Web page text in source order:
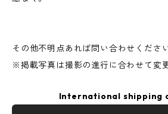
その他不明点あれば問い合わせください
※掲載写真は撮影の進行に合わせて変
International shipping